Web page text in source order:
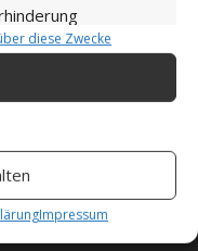
Anzeige
Immer aktiv
diese Zwecke
Impressum
an qualifizierten